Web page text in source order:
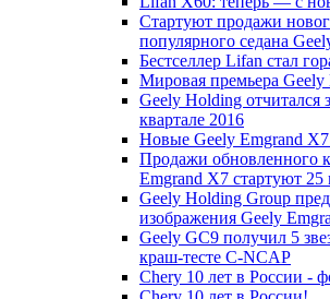
Стартуют продажи
популярного седана
Бестселлер Lifan стал
Мировая премьера Geely
Geely Holding отчитался
квартале 2016
Новые Geely Emgrand
Продажи обновленного
Emgrand X7 стартуют 25
Geely Holding Group
изображения Geely
Geely GC9 получил 5
краш-тесте C-NCAP
Chery 10 лет в России -